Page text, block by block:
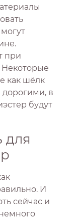
при
как шёлк
дорогими, в
будут
для
И
сейчас и